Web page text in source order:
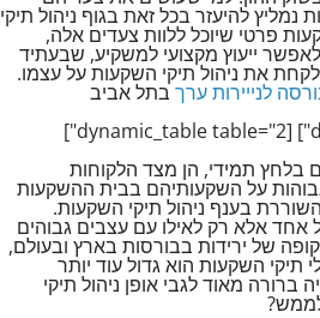
להיעזר בכל זאת בגוף ניהול תיקי
פרטי שיוכל ללוות צעדים אלה,
ייעוץ מקצועי למשקיע, שבעתיד
את ניהול תיקי השקעות על עצמו.
לנייירות ערךבתל אביב
בלחץ תמידי, הן מצד הלקוחות
על השקעותיהם בבית ההשקעות
בענף ניהול תיקי השקעות.
אחד אלא רק לאילו עם עצבים גבוהים
של ירידות בבורסות בארץ ובעולם,
השקעות הוא גדול עוד יותר
ברורה מאוד לגבי אופן ניהול תיקי